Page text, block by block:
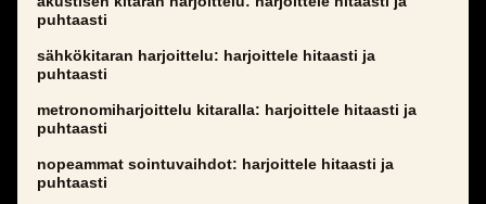
puhtaasti
sähkökitaran harjoittelu: harjoittele hitaasti ja
puhtaasti
metronomiharjoittelu kitaralla: harjoittele hitaasti ja
puhtaasti
nopeammat sointuvaihdot: harjoittele hitaasti ja
puhtaasti